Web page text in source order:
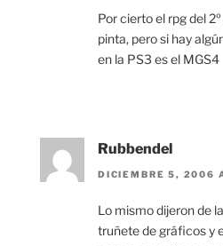
Por cierto el rpg del
pinta, pero si hay
en la PS3 es el MGS4
Rubbendel
DICIEMBRE 5, 2006
Lo mismo dijeron de
truñete de gráficos y